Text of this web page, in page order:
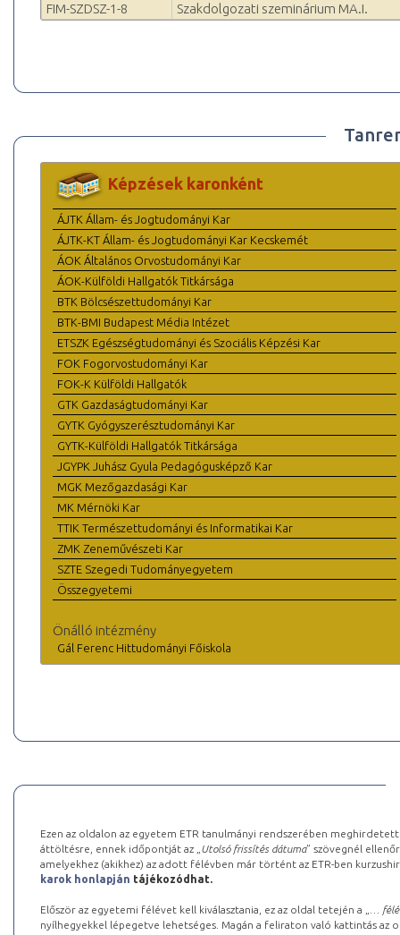
FIM-SZDSZ-1-8
Szakdolgozati szeminárium MA.I.
Képzések karonként
ÁJTK Állam- és Jogtudományi Kar
ÁJTK-KT Állam- és Jogtudományi Kar Kecskemét
ÁOK Általános Orvostudományi Kar
ÁOK-Külföldi Hallgatók Titkársága
BTK Bölcsészettudományi Kar
BTK-BMI Budapest Média Intézet
ETSZK Egészségtudományi és Szociális Képzési Kar
FOK Fogorvostudományi Kar
FOK-K Külföldi Hallgatók
GTK Gazdaságtudományi Kar
GYTK Gyógyszerésztudományi Kar
GYTK-Külföldi Hallgatók Titkársága
JGYPK Juhász Gyula Pedagógusképző Kar
MGK Mezőgazdasági Kar
MK Mérnöki Kar
TTIK Természettudományi és Informatikai Kar
ZMK Zeneművészeti Kar
SZTE Szegedi Tudományegyetem
Összegyetemi
Önálló intézmény
Gál Ferenc Hittudományi Főiskola
Ezen az oldalon az egyetem ETR tanulmányi rendszerében
áttöltésre, ennek időpontját az „ Utolsó frissítés dátuma” szövegnél
amelyekhez (akikhez) az adott félévben már történt az ETR-ben
karok honlapján tájékozódhat.
Először az egyetemi félévet kell kiválasztania, ez az oldal tetején a „
…
nyílhegyekkel lépegetve lehetséges. Magán a feliraton való kattintás az